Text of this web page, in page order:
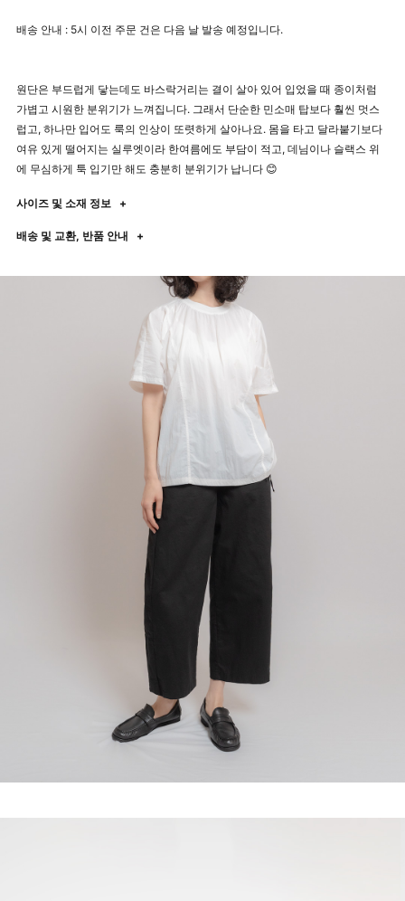
배송 안내 : 5시 이전 주문 건은 다음 날 발송 예정입니다.
원단은 부드럽게 닿는데도 바스락거리는 결이 살아 있어 입었을 때 종이처럼
가볍고 시원한 분위기가 느껴집니다. 그래서 단순한 민소매 탑보다 훨씬 멋스
럽고, 하나만 입어도 룩의 인상이 또렷하게 살아나요. 몸을 타고 달라붙기보다
여유 있게 떨어지는 실루엣이라 한여름에도 부담이 적고, 데님이나 슬랙스 위
에 무심하게 툭 입기만 해도 충분히 분위기가 납니다 😊
사이즈 및 소재 정보 +
배송 및 교환, 반품 안내 +